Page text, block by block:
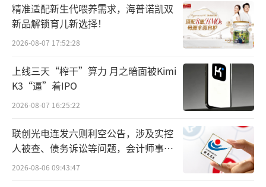
重组之前，重庆啤酒高档系列仅低个位数
增长，其规模也与主流档位产品相差甚远。重
组之后，在2021年高端系列爆发，以乌苏、嘉
士伯、1664为代表的高档系列产品销售收入同
比增长43.47%。
但是，这样的增长态势在2022年消失，高
档系列销售收入仅同比增长5.67%，今年上半
年更是只增长1.74%。
精准适配新生代喂养需求，海普诺凯双
新品解锁育儿新选择！
2026-08-07 17:52:28
上线三天“榨干”算力 月之暗面被Kimi
K3“逼”着IPO
2026-08-07 16:25:22
联创光电连发六则利空公告，涉及实控
人被查、债务诉讼等问题，会计师事务
所曾出具“保留意见”
2026-08-06 09:43:47